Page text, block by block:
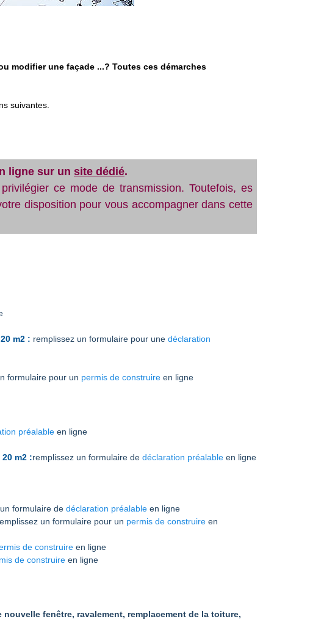
modifier une façade ...? Toutes ces démarches
suivantes.
ligne sur un site dédié.
ce mode de transmission. Toutefois, es
disposition pour vous accompagner dans cette
m2 : remplissez un formulaire pour une déclaration
formulaire pour un permis de construire en ligne
préalable en ligne
m2 :remplissez un formulaire de déclaration préalable en ligne
formulaire de déclaration préalable en ligne
un formulaire pour un permis de construire en
de construire en ligne
de construire en ligne
fenêtre, ravalement, remplacement de la toiture,